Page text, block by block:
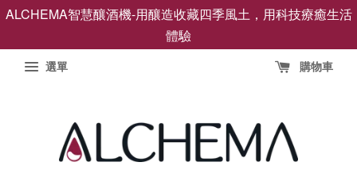
ALCHEMA智慧釀酒機-用釀造收藏四季風土，用科技療癒生活
體驗
選單 購物車